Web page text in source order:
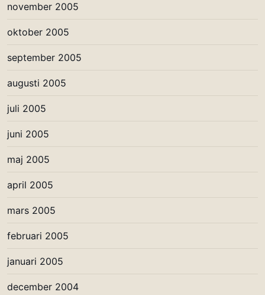
november 2005
oktober 2005
september 2005
augusti 2005
juli 2005
juni 2005
maj 2005
april 2005
mars 2005
februari 2005
januari 2005
december 2004